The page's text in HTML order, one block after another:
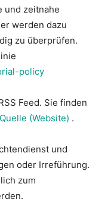
und zeitnahe
werden dazu
zu überprüfen.
policy
Feed. Sie finden
Quelle (Website) .
und
oder Irreführung.
zum